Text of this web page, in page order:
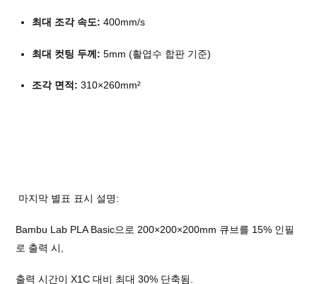
최대 조각 속도: 400mm/s
최대 컷팅 두께: 5mm (활엽수 합판 기준)
조각 면적: 310×260mm²
마지막 별표 표시 설명:
Bambu Lab PLA Basic으로 200×200×200mm 큐브를 15% 인필
로 출력 시,
출력 시간이 X1C 대비 최대 30% 단축됨.